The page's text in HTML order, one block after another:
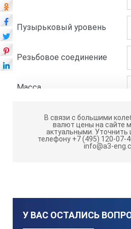
Пузырьковый уровень
Резьбовое соединение
Масса
В связи с большими
валют цены на сайте
актуальными. Уточнить
телефону +7 (495) 120-07-
info@a3-
У ВАС ОСТАЛИСЬ